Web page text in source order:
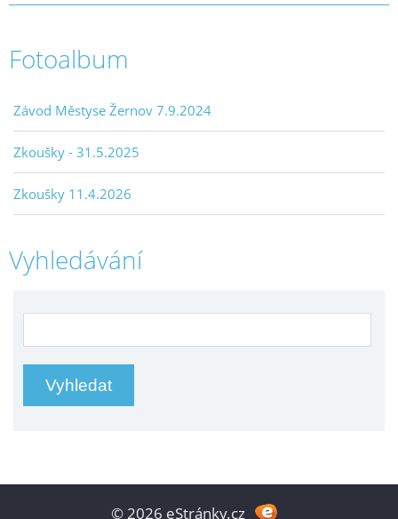
Fotoalbum
Závod Městyse Žernov 7.9.2024
Zkoušky - 31.5.2025
Zkoušky 11.4.2026
Vyhledávání
© 2026 eStránky.cz